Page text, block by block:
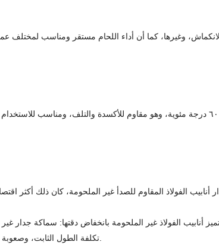
والثني، والتمدد، والانكماش، وغيرها، كما أن أداء اللحام مستقر
يعمل الفولاذ المقاوم للصدأ ٣٠٤ بثبات لفترة طويلة في بيئات ذات درجات حرارة عالية تقل عن ٦٠٠ درجة
تتميز أنابيب الفولاذ غير الملحومة بانخفاض دقتها: سماكة
تكلفة الطول الثابت، وصعوبة إزالة التنقير والبقع السوداء على السطحين الداخلي والخارجي.